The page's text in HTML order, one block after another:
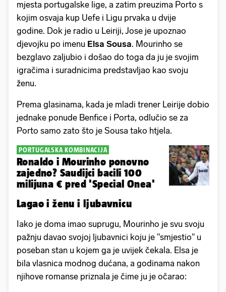
mjesta portugalske lige, a zatim preuzima Porto s
kojim osvaja kup Uefe i Ligu prvaka u dvije
godine. Dok je radio u Leiriji, Jose je upoznao
djevojku po imenu Elsa Sousa. Mourinho se
bezglavo zaljubio i došao do toga da ju je svojim
igračima i suradnicima predstavljao kao svoju
ženu.
Prema glasinama, kada je mladi trener Leirije dobio
jednake ponude Benfice i Porta, odlučio se za
Porto samo zato što je Sousa tako htjela.
PORTUGALSKA KOMBINACIJA
Ronaldo i Mourinho ponovno
zajedno? Saudijci bacili 100
milijuna € pred 'Special Onea'
Lagao i ženu i ljubavnicu
Iako je doma imao suprugu, Mourinho je svu svoju
pažnju davao svojoj ljubavnici koju je "smjestio" u
poseban stan u kojem ga je uvijek čekala. Elsa je
bila vlasnica modnog dućana, a godinama nakon
njihove romanse priznala je čime ju je očarao: